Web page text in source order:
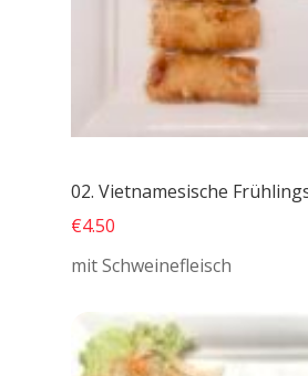
02. Vietnamesische
€4.50
mit Schweinefleisch